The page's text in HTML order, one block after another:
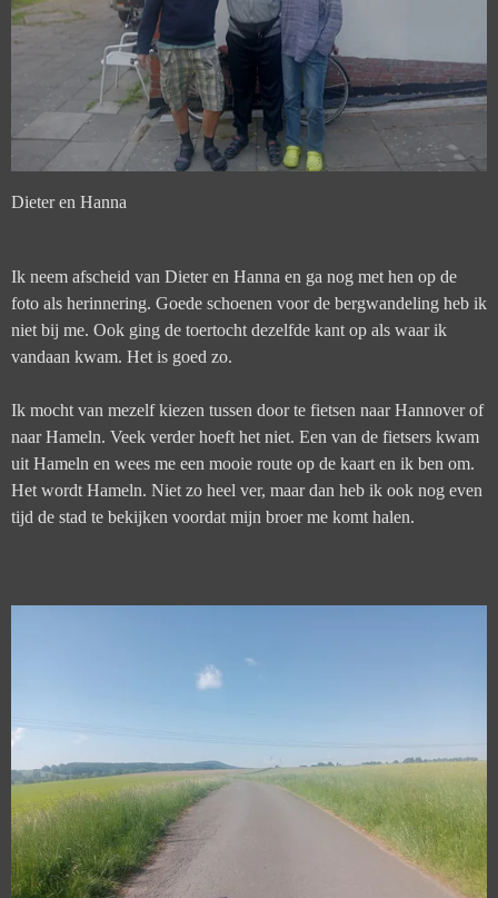
Dieter en Hanna
Ik neem afscheid van Dieter en Hanna en ga nog met hen op de
foto als herinnering. Goede schoenen voor de bergwandeling heb ik
niet bij me. Ook ging de toertocht dezelfde kant op als waar ik
vandaan kwam. Het is goed zo.
Ik mocht van mezelf kiezen tussen door te fietsen naar Hannover of
naar Hameln. Veek verder hoeft het niet. Een van de fietsers kwam
uit Hameln en wees me een mooie route op de kaart en ik ben om.
Het wordt Hameln. Niet zo heel ver, maar dan heb ik ook nog even
tijd de stad te bekijken voordat mijn broer me komt halen.